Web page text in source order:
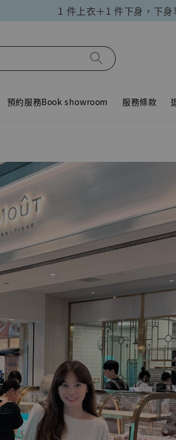
1 件上衣＋1 件下身，下
預約服務Book showroom 服務條款